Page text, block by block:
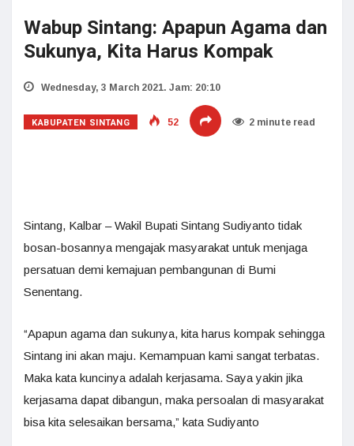
Wabup Sintang: Apapun Agama dan
Sukunya, Kita Harus Kompak
Wednesday, 3 March 2021. Jam: 20:10
KABUPATEN SINTANG 52 2 minute read
Sintang, Kalbar – Wakil Bupati Sintang Sudiyanto tidak
bosan-bosannya mengajak masyarakat untuk menjaga
persatuan demi kemajuan pembangunan di Bumi
Senentang.
“Apapun agama dan sukunya, kita harus kompak sehingga
Sintang ini akan maju. Kemampuan kami sangat terbatas.
Maka kata kuncinya adalah kerjasama. Saya yakin jika
kerjasama dapat dibangun, maka persoalan di masyarakat
bisa kita selesaikan bersama,” kata Sudiyanto